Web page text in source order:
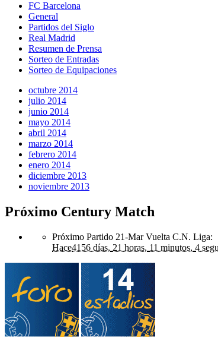
FC Barcelona
General
Partidos del Siglo
Real Madrid
Resumen de Prensa
Sorteo de Entradas
Sorteo de Equipaciones
octubre 2014
julio 2014
junio 2014
mayo 2014
abril 2014
marzo 2014
febrero 2014
enero 2014
diciembre 2013
noviembre 2013
Próximo Century Match
Próximo Partido 21-Mar Vuelta C.N. Liga:
Hace4156 días, 21 horas, 11 minutos, 4